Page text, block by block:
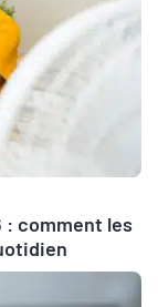
: comment les